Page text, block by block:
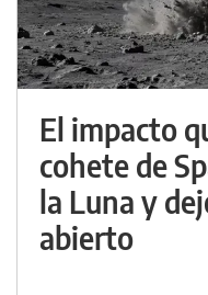
El impacto
cohete de
la Luna y
abierto